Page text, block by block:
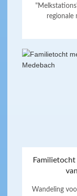
regionale
Wandeling